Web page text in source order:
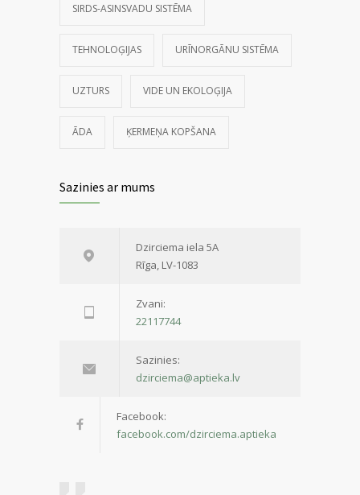
SIRDS-ASINSVADU SISTĒMA
TEHNOLOĢIJAS URĪNORGĀNU SISTĒMA
UZTURS VIDE UN EKOLOĢIJA
ĀDA ĶERMEŅA KOPŠANA
Sazinies ar mums
Dzirciema iela 5A
Rīga, LV-1083
Zvani:
22117744
Sazinies:
dzirciema@aptieka.lv
Facebook:
facebook.com/dzirciema.aptieka